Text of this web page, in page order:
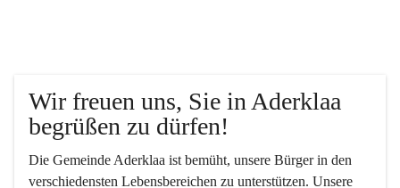
Wir freuen uns, Sie in Aderklaa
begrüßen zu dürfen!
Die Gemeinde Aderklaa ist bemüht, unsere Bürger in den
verschiedensten Lebensbereichen zu unterstützen. Unsere